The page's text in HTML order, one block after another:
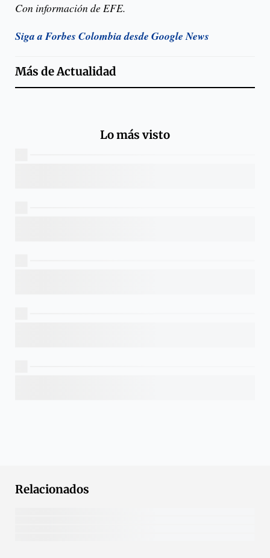
Con información de EFE.
Siga a Forbes Colombia desde Google News
Más deActualidad
Lo más visto
Relacionados